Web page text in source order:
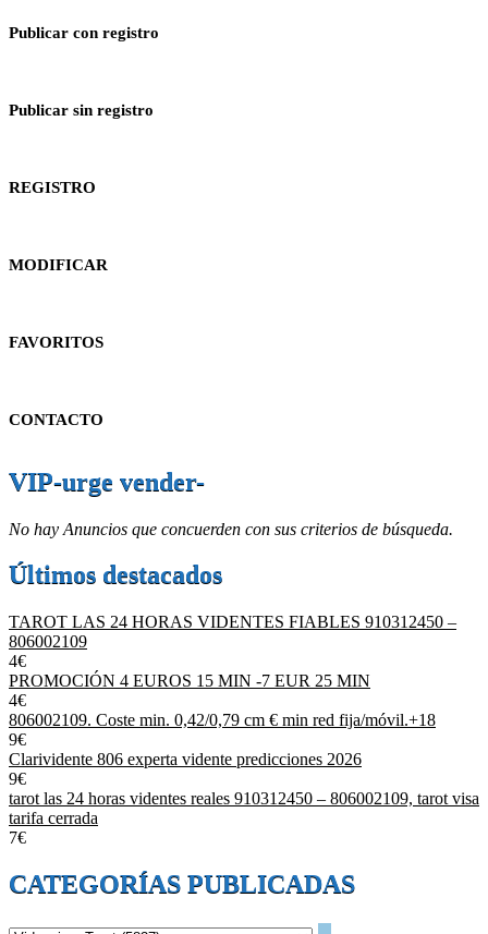
Publicar con registro
Publicar sin registro
REGISTRO
MODIFICAR
FAVORITOS
CONTACTO
VIP-urge vender-
No hay Anuncios que concuerden con sus criterios de búsqueda.
Últimos destacados
TAROT LAS 24 HORAS VIDENTES FIABLES 910312450 –
806002109
4€
PROMOCIÓN 4 EUROS 15 MIN -7 EUR 25 MIN
4€
806002109. Coste min. 0,42/0,79 cm € min red fija/móvil.+18
9€
Clarividente 806 experta vidente predicciones 2026
9€
tarot las 24 horas videntes reales 910312450 – 806002109, tarot visa
tarifa cerrada
7€
CATEGORÍAS PUBLICADAS